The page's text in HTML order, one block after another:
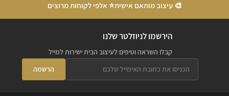
🎨 עיצוב מותאם אישית⭐ אלפי לקוחות מרוצים
הירשמו לניוזלטר שלנו
קבלו השראה וטיפים לעיצוב הבית ישירות למייל
הרשמה